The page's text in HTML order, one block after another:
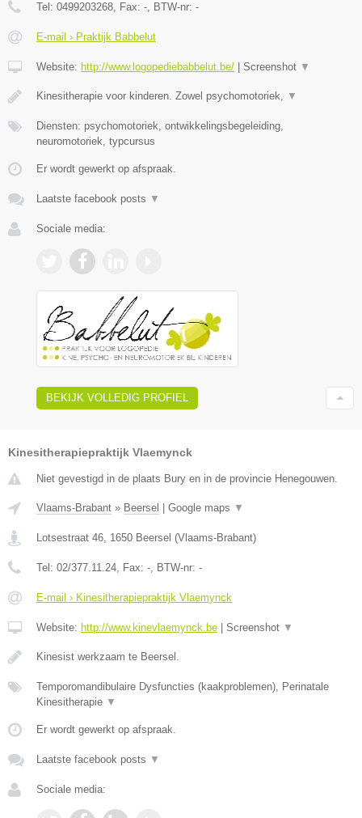
Tel: 0499203268, Fax: -, BTW-nr: -
E-mail › Praktijk Babbelut
Website: http://www.logopediebabbelut.be/ Screenshot ▼
Kinesitherapie voor kinderen. Zowel psychomotoriek, ▼
Diensten: psychomotoriek, ontwikkelingsbegeleiding,
neuromotoriek, typcursus
Er wordt gewerkt op afspraak.
Laatste facebook posts ▼
Sociale media:
BEKIJK VOLLEDIG PROFIEL
Kinesitherapiepraktijk Vlaemynck
Niet gevestigd in de plaats Bury en in de provincie Henegouwen.
Vlaams-Brabant » Beersel | Google maps ▼
Lotsestraat 46 1650 Beersel (Vlaams-Brabant)
Tel: 02/377.11.24 , Fax: - , BTW-nr: -
E-mail › Kinesitherapiepraktijk Vlaemynck
Website: http://www.kinevlaemynck.be | Screenshot ▼
Kinesist werkzaam te Beersel.
Temporomandibulaire Dysfuncties (kaakproblemen), Perinatale
Kinesitherapie ▼
Er wordt gewerkt op afspraak.
Laatste facebook posts ▼
Sociale media: